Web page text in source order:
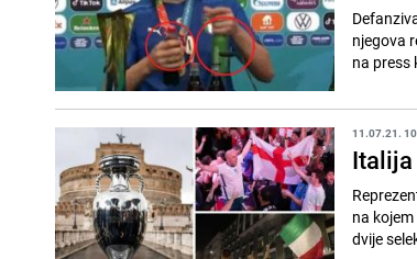
njegova
na press
11.07.21.
Italija
na
dvije